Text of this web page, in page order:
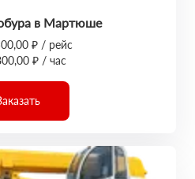
в Мартюше
₽ / рейс
₽ / час